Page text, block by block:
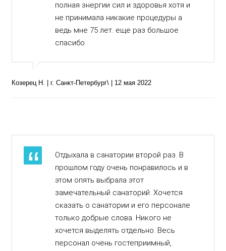
полная энергии сил и здоровья хотя и
не принимала никакие процедуры а
ведь мне 75 лет. еще раз большое
спасибо
Козерец Н. | г. Санкт-Петербург\ | 12 мая 2022
Отдыхала в санатории второй раз. В
прошлом году очень понравилось и в
этом опять выбрала этот
замечательный санаторий. Хочется
сказать о санатории и его персонале
только добрые слова. Никого не
хочется выделять отдельно. Весь
персонал очень гостеприимный,